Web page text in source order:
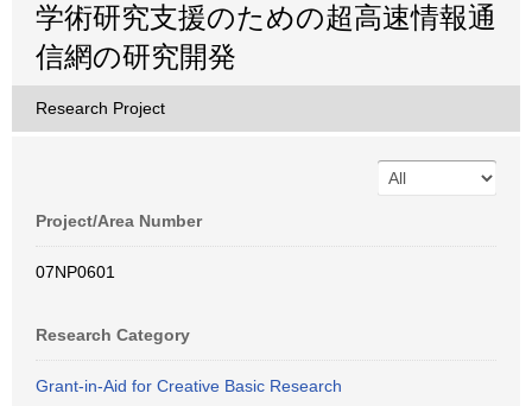
学術研究支援のための超高速情報通
信網の研究開発
Research Project
Project/Area Number
07NP0601
Research Category
Grant-in-Aid for Creative Basic Research